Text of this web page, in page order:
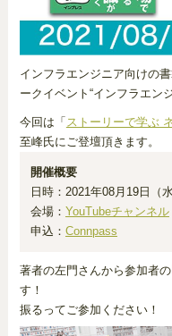
インフラエンジニア向けの
ークイベント“インフラエン
今回は「 ストーリーで学ぶ
至峰氏にご登壇頂きます。
開催概要
日時：2021年08月19日
会場： YouTubeチャンネル
申込： Connpass
著者の左門さんから参加者
す！
振るってご参加ください！